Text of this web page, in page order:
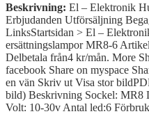
Beskrivning: El – Elektronik
Erbjudanden Utförsäljning
LinksStartsidan > El –
ersättningslampor MR8-6
Delbetala från4 kr/mån. More
facebook Share on myspace
en vän Skriv ut Visa stor
bild) Beskrivning Sockel: MR8
Volt: 10-30v Antal led:6